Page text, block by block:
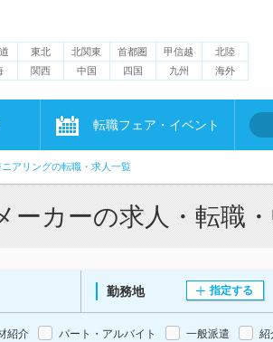
東北 北関東 首都圏 甲信越
北陸
関西 中国 四国 九州 海外
転職フェア・イベント
アリングの転職・求人一覧
カーの求人・転職
勤務地 指定する
紹介 パート・アルバイト 一般派遣 紹